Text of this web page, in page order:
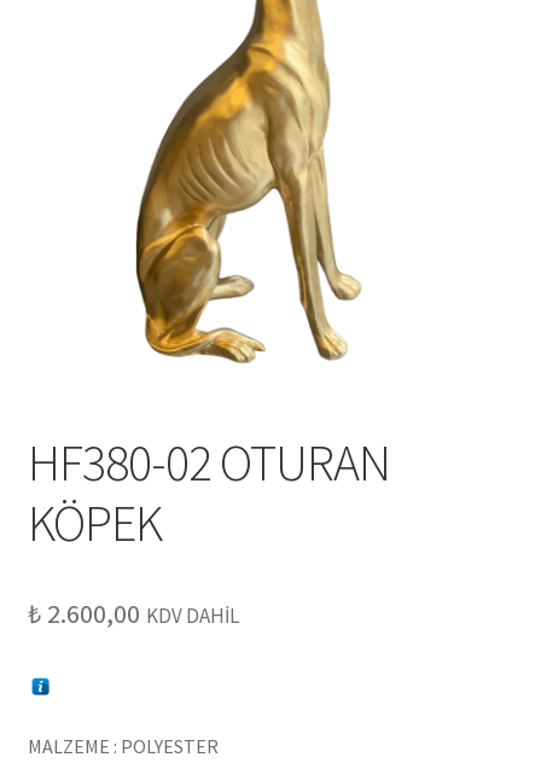
HF380-02 OTURAN
KÖPEK
₺2.600,00 KDV DAHİL
MALZEME : POLYESTER